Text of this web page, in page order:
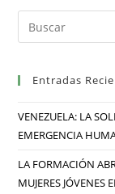
Entradas
VENEZUELA: LA
EMERGENCIA
LA FORMACIÓN
MUJERES JÓVENES